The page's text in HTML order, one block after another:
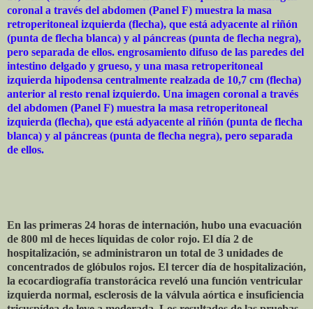
coronal a través del abdomen (Panel F) muestra la masa
retroperitoneal izquierda (flecha), que está adyacente al riñón
(punta de flecha blanca) y al páncreas (punta de flecha negra),
pero separada de ellos. engrosamiento difuso de las paredes del
intestino delgado y grueso, y una masa retroperitoneal
izquierda hipodensa centralmente realzada de 10,7 cm (flecha)
anterior al resto renal izquierdo. Una imagen coronal a través
del abdomen (Panel F) muestra la masa retroperitoneal
izquierda (flecha), que está adyacente al riñón (punta de flecha
blanca) y al páncreas (punta de flecha negra), pero separada
de ellos.
En las primeras 24 horas de internación, hubo una evacuación
de 800 ml de heces líquidas de color rojo. El día 2 de
hospitalización, se administraron un total de 3 unidades de
concentrados de glóbulos rojos. El tercer día de hospitalización,
la ecocardiografía transtorácica reveló una función ventricular
izquierda normal, esclerosis de la válvula aórtica e insuficiencia